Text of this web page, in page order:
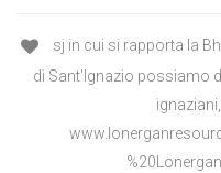
sj in cui si rapporta la
di Sant'Ignazio possiamo